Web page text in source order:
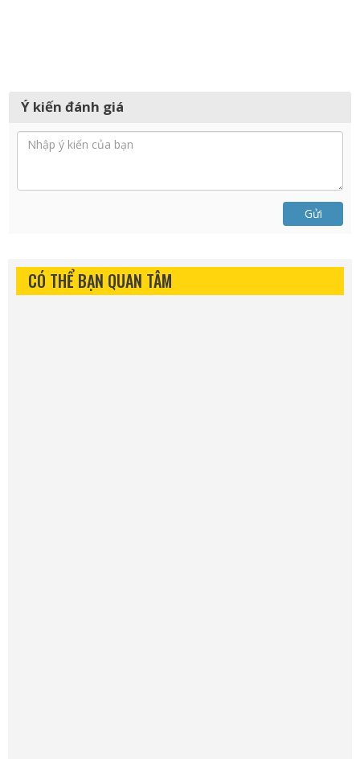
Ý kiến đánh giá
Gửi
CÓ THỂ BẠN QUAN TÂM